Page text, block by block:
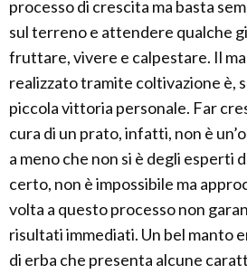
processo di crescita ma basta
sul terreno e attendere qualche
fruttare, vivere e calpestare. Il
realizzato tramite coltivazione è,
piccola vittoria personale. Far
cura di un prato, infatti, non è
a meno che non si è degli esperti
certo, non è impossibile ma
volta a questo processo non
risultati immediati. Un bel manto
di erba che presenta alcune